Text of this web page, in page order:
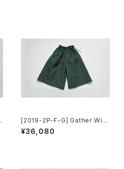
[2019-2P-F-G] Gather Wid
e Pants
¥36,080